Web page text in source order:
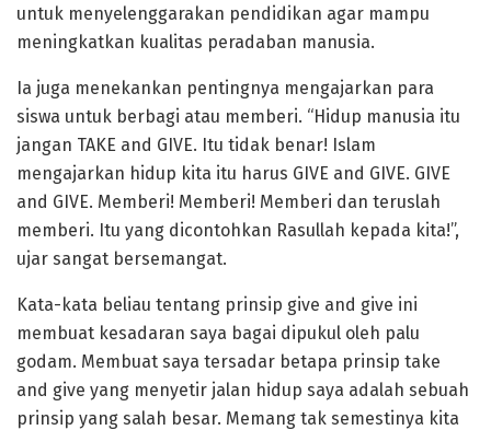
untuk menyelenggarakan pendidikan agar mampu
meningkatkan kualitas peradaban manusia.
Ia juga menekankan pentingnya mengajarkan para
siswa untuk berbagi atau memberi. “Hidup manusia itu
jangan TAKE and GIVE. Itu tidak benar! Islam
mengajarkan hidup kita itu harus GIVE and GIVE. GIVE
and GIVE. Memberi! Memberi! Memberi dan teruslah
memberi. Itu yang dicontohkan Rasullah kepada kita!”,
ujar sangat bersemangat.
Kata-kata beliau tentang prinsip give and give ini
membuat kesadaran saya bagai dipukul oleh palu
godam. Membuat saya tersadar betapa prinsip take
and give yang menyetir jalan hidup saya adalah sebuah
prinsip yang salah besar. Memang tak semestinya kita